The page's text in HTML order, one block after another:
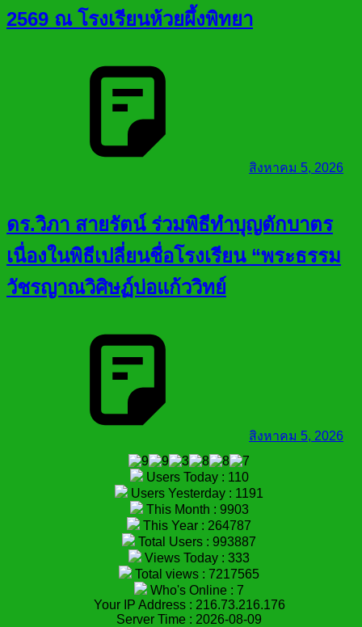
2569 ณ โรงเรียนห้วยผึ้งพิทยา
สิงหาคม 5, 2026
ดร.วิภา สายรัตน์ ร่วมพิธีทำบุญตักบาตร
เนื่องในพิธีเปลี่ยนชื่อโรงเรียน “พระธรรม
วัชรญาณวิศิษฏ์บ่อแก้ววิทย์
สิงหาคม 5, 2026
Users Today : 110
Users Yesterday : 1191
This Month : 9903
This Year : 264787
Total Users : 993887
Views Today : 333
Total views : 7217565
Who's Online : 7
Your IP Address : 216.73.216.176
Server Time : 2026-08-09